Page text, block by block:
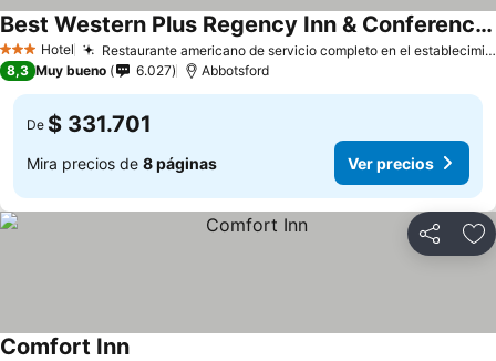
3 Estrellas
Hotel Restaurante americano de servicio completo en el establecimiento
Best Western Plus Regency Inn & Conference Centre
8,3 Muy bueno 6.027 Abbotsford
De $ 331.701
Mira precios de 8 páginas Ver precios
Compartir
Comfort Inn